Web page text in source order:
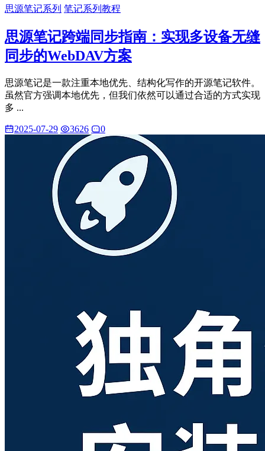
思源笔记系列 笔记系列教程
思源笔记跨端同步指南：实现多设备无缝
同步的WebDAV方案
思源笔记是一款注重本地优先、结构化写作的开源笔记软件。
虽然官方强调本地优先，但我们依然可以通过合适的方式实现
多 ...
2025-07-29 3626 0